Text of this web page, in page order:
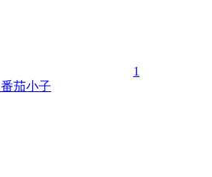
1
番茄小子